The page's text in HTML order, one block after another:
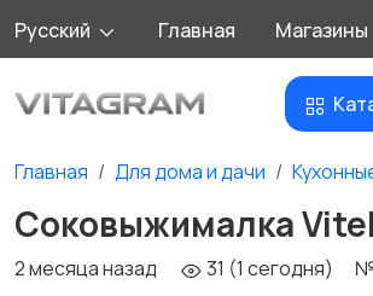
Русский Главная Магазины
Главная Для дома и дачи
Соковыжималка
2 месяца назад 31 (1 сегодня)